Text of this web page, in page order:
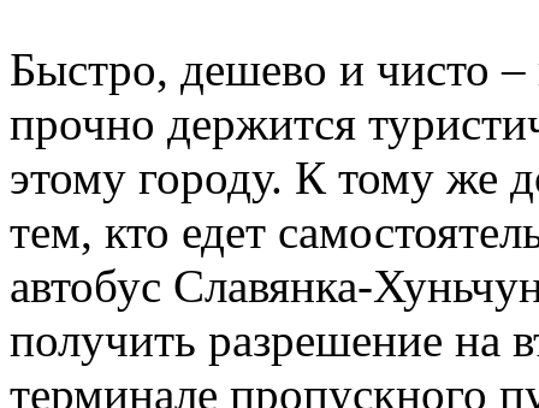
Быстро, дешево и чисто –
прочно держится
этому городу. К тому же
тем, кто едет
автобус Славянка-
получить разрешение на
терминале пропускного